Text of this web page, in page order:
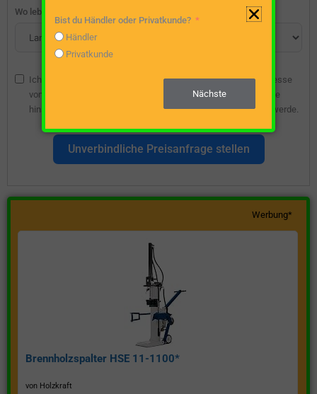
Wo lebst du?
Ich bin damit einverstanden, dass die angegebene E-Mail-Adresse
vom Webseitenbetreiber gespeichert wird, damit ich über diese
hinsichtlich eines unverbindlichen Preisangebots kontaktiert werde.
Unverbindliche Preisanfrage stellen
Werbung*
Brennholzspalter HSE 11-1100*
von Holzkraft
Bist du Händler oder Privatkunde?
Händler
Privatkunde
Nächste